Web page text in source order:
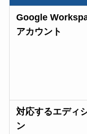
Google
アカウント
対応するエディ
ン